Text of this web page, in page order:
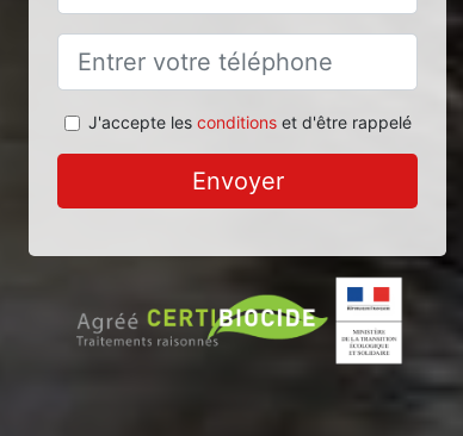
J'accepte les conditionset d'être rappelé
Envoyer